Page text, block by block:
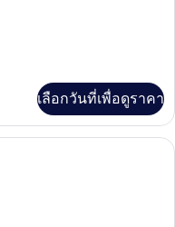
เลือกวันที่เพื่อดูราคา